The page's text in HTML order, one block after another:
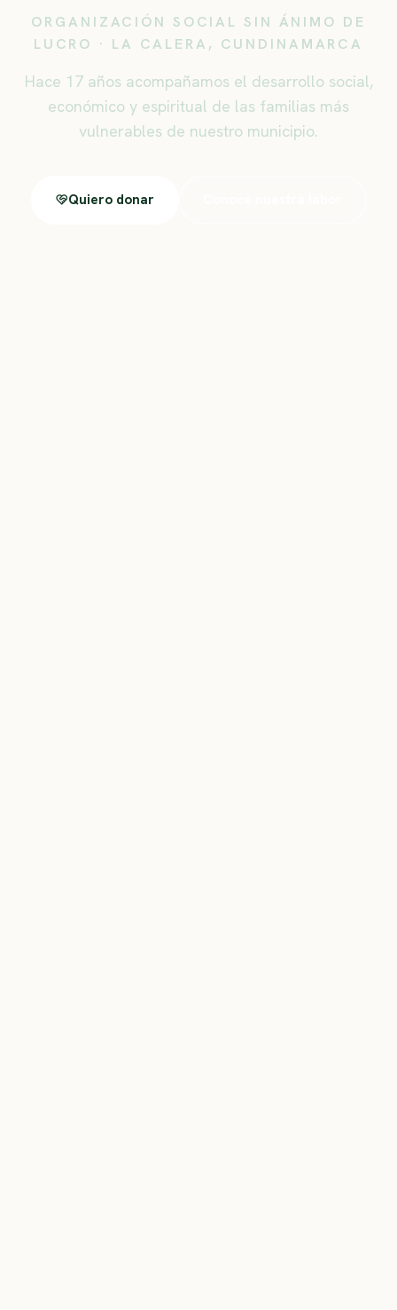
ORGANIZACIÓN SOCIAL SIN ÁNIMO DE
LUCRO · LA CALERA, CUNDINAMARCA
Hace 17 años acompañamos el desarrollo social,
económico y espiritual de las familias más
vulnerables de nuestro municipio.
Quiero donar